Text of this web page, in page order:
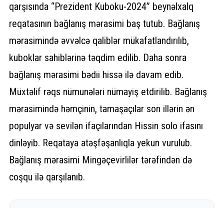
qarşısında “Prezident Kuboku-2024” beynəlxalq
reqatasının bağlanış mərasimi baş tutub. Bağlanış
mərasimində əvvəlcə qaliblər mükafatlandırılıb,
kuboklar sahiblərinə təqdim edilib. Daha sonra
bağlanış mərasimi bədii hissə ilə davam edib.
Müxtəlif rəqs nümunələri nümayiş etdirilib. Bağlanış
mərasimində həmçinin, tamaşaçılar son illərin ən
populyar və sevilən ifaçılarından Hissin solo ifasını
dinləyib. Reqataya atəşfəşanlıqla yekun vurulub.
Bağlanış mərasimi Mingəçevirlilər tərəfindən də
coşqu ilə qarşılanıb.